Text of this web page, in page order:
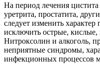
На период лечения
уретрита, простатита,
следует изменить
исключить острые,
Нитроксолин и алкоголь,
неприятные синдромы,
инфекционных процессов